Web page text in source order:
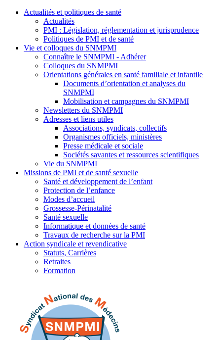
Actualités et politiques de santé
Actualités
PMI : Législation, réglementation et jurisprudence
Politiques de PMI et de santé
Vie et colloques du SNMPMI
Connaître le SNMPMI - Adhérer
Colloques du SNMPMI
Orientations générales en santé familiale et infantile
Documents d’orientation et analyses du
SNMPMI
Mobilisation et campagnes du SNMPMI
Newsletters du SNMPMI
Adresses et liens utiles
Associations, syndicats, collectifs
Organismes officiels, ministères
Presse médicale et sociale
Sociétés savantes et ressources scientifiques
Vie du SNMPMI
Missions de PMI et de santé sexuelle
Santé et développement de l’enfant
Protection de l’enfance
Modes d’accueil
Grossesse-Périnatalité
Santé sexuelle
Informatique et données de santé
Travaux de recherche sur la PMI
Action syndicale et revendicative
Statuts, Carrières
Retraites
Formation